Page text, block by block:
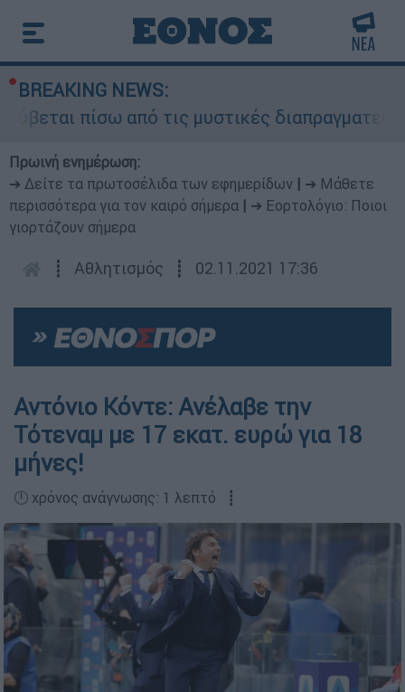
BREAKING NEWS:
πίσω από τις μυστικές διαπραγματεύσεις
Πρωινή ενημέρωση:
➔ Δείτε τα πρωτοσέλιδα των εφημερίδων
➔ Μάθετε
περισσότερα για τον καιρό σήμερα
➔ Εορτολόγιο: Ποιοι
γιορτάζουν σήμερα
┋ Αθλητισμός ┋ 02.11.2021 17:36
Αντόνιο Κόντε: Ανέλαβε την
Τότεναμ με 17 εκατ. ευρώ για 18
μήνες!
🕛 χρόνος ανάγνωσης: 1 λεπτό ┋